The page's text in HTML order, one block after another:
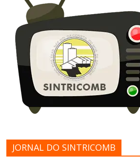
JORNAL DO SINTRICOMB